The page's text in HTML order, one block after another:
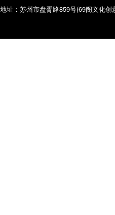
地址：苏州市盘胥路859号(69阁文